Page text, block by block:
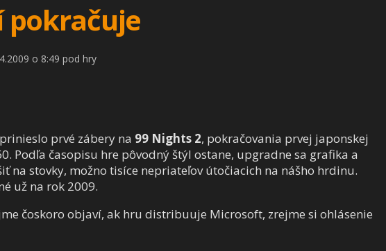
pokračuje
o 8:49 pod hry
prvé zábery na 99 Nights 2, pokračovania prvej japonskej
Podľa časopisu hre pôvodný štýl ostane, upgradne sa grafika a
na stovky, možno tisíce nepriateľov útočiacich na nášho hrdinu.
už na rok 2009.
čoskoro objaví, ak hru distribuuje Microsoft, zrejme si ohlásenie